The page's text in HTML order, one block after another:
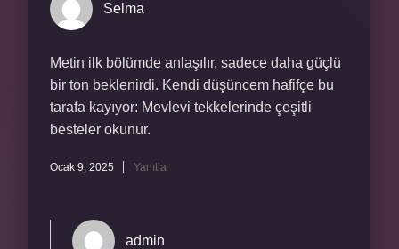
Selma
Metin ilk bölümde anlaşılır, sadece daha güçlü
bir ton beklenirdi. Kendi düşüncem hafifçe bu
tarafa kayıyor: Mevlevi tekkelerinde çeşitli
besteler okunur.
Ocak 9, 2025 Yanıtla
admin